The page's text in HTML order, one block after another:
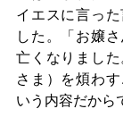
イエスに言っ
した。「お嬢
亡くなりまし
さま）を煩わ
いう内容だから